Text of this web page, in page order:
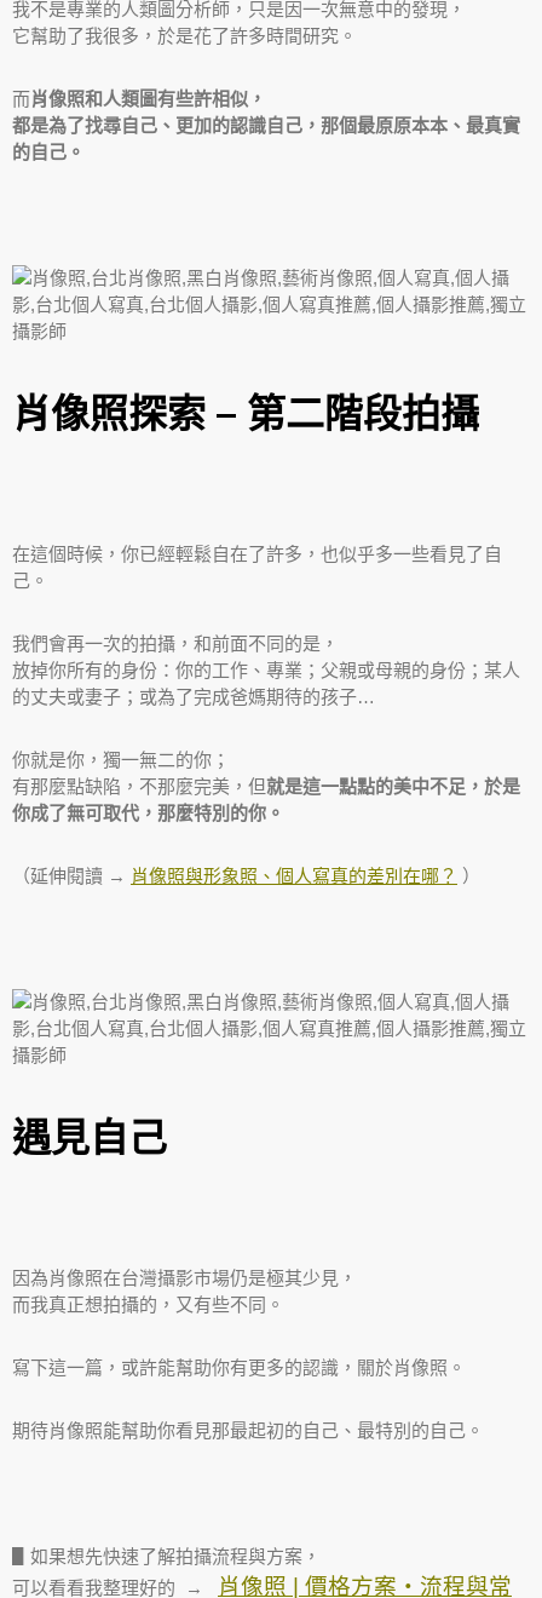
我不是專業的人類圖分析師，只是因一次無意中的發現，
它幫助了我很多，於是花了許多時間研究。
而肖像照和人類圖有些許相似，
都是為了找尋自己、更加的認識自己，那個最原原本本、最真實
的自己。
肖像照探索 – 第二階段拍攝
在這個時候，你已經輕鬆自在了許多，也似乎多一些看見了自
己。
我們會再一次的拍攝，和前面不同的是，
放掉你所有的身份：你的工作、專業；父親或母親的身份；某人
的丈夫或妻子；或為了完成爸媽期待的孩子…
你就是你，獨一無二的你；
有那麼點缺陷，不那麼完美，但就是這一點點的美中不足，於是
你成了無可取代，那麼特別的你。
（延伸閱讀 → 肖像照與形象照、個人寫真的差別在哪？ ）
遇見自己
因為肖像照在台灣攝影市場仍是極其少見，
而我真正想拍攝的，又有些不同。
寫下這一篇，或許能幫助你有更多的認識，關於肖像照。
期待肖像照能幫助你看見那最起初的自己、最特別的自己。
▋如果想先快速了解拍攝流程與方案，
可以看看我整理好的 →
肖像照 | 價格方案・流程與常